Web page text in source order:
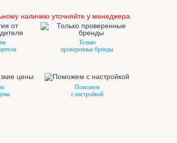
наличию уточняйте у менеджера
Только
проверенные бренды
Поможем
с настройкой